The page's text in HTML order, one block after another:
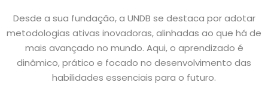
Desde a sua fundação, a UNDB se destaca por adotar
metodologias ativas inovadoras, alinhadas ao que há de
mais avançado no mundo. Aqui, o aprendizado é
dinâmico, prático e focado no desenvolvimento das
habilidades essenciais para o futuro.